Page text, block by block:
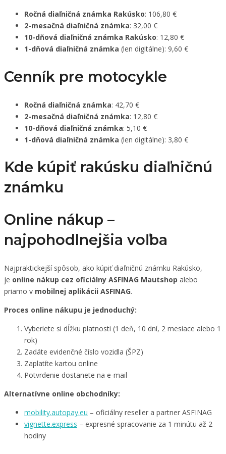
Ročná diaľničná známka Rakúsko: 106,80 €
2-mesačná diaľničná známka: 32,00 €
10-dňová diaľničná známka Rakúsko: 12,80 €
1-dňová diaľničná známka (len digitálne): 9,60 €
Cenník pre motocykle
Ročná diaľničná známka: 42,70 €
2-mesačná diaľničná známka: 12,80 €
10-dňová diaľničná známka: 5,10 €
1-dňová diaľničná známka (len digitálne): 3,80 €
Kde kúpiť rakúsku diaľničnú
známku
Online nákup –
najpohodlnejšia voľba
Najpraktickejší spôsob, ako kúpiť diaľničnú známku Rakúsko,
je online nákup cez oficiálny ASFINAG Mautshop alebo
priamo v mobilnej aplikácii ASFINAG.
Proces online nákupu je jednoduchý:
Vyberiete si dĺžku platnosti (1 deň, 10 dní, 2 mesiace alebo 1
rok)
Zadáte evidenčné číslo vozidla (ŠPZ)
Zaplatíte kartou online
Potvrdenie dostanete na e-mail
Alternatívne online obchodníky:
mobility.autopay.eu – oficiálny reseller a partner ASFINAG
vignette.express – expresné spracovanie za 1 minútu až 2
hodiny